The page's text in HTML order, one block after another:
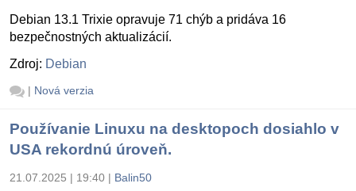
Debian 13.1 Trixie opravuje 71 chýb a pridáva 16
bezpečnostných aktualizácií.
Zdroj: Debian
| Nová verzia
Používanie Linuxu na desktopoch dosiahlo v
USA rekordnú úroveň.
21.07.2025 | 19:40 | Balin50